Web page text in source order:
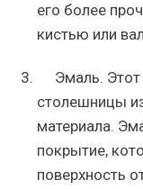
его более
кистью или
Эмаль. Этот
столешницы
материала.
покрытие,
поверхность